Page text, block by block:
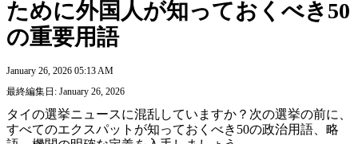
ために外国人が知っておくべき50
の重要用語
January 26, 2026 05:13 AM
最終編集日: January 26, 2026
タイの選挙ニュースに混乱していますか？次の選挙の前に、
すべてのエクスパットが知っておくべき50の政治用語、略